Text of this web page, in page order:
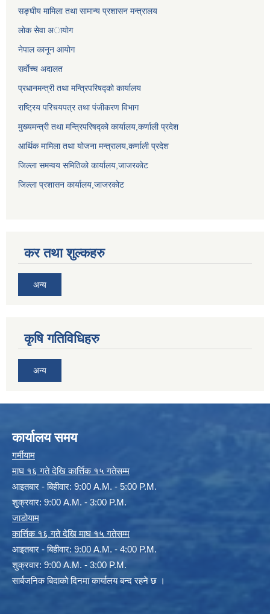
सङ्घीय मामिला तथा सामान्य प्रशासन मन्त्रालय
लाेक सेवा अायाेग
नेपाल कानून आयोग
सर्वाेच्च अदालत
प्रधानमन्त्री तथा मन्त्रिपरिषद्को कार्यालय
राष्ट्रिय परिचयपत्र तथा पंजीकरण विभाग
मुख्यमन्त्री तथा मन्त्रिपरिषद्को कार्यालय,कर्णाली प्रदेश
आर्थिक मामिला तथा योजना मन्त्रालय,कर्णाली प्रदेश
जिल्ला समन्वय समितिको कार्यालय,जाजरकाेट
जिल्ला प्रशासन कार्यालय,जाजरकोट
कर तथा शुल्कहरु
अन्य
कृषि गतिविधिहरु
अन्य
कार्यालय समय
गर्मीयाम
माघ १६ गते देखि कार्त्तिक १५ गतेसम्म
आइतबार - बिहीवार: 9:00 A.M. - 5:00 P.M.
शुक्रवार: 9:00 A.M. - 3:00 P.M.
जाडोयाम
कार्त्तिक १६ गते देखि माघ १५ गतेसम्म
आइतबार - बिहीवार: 9:00 A.M. - 4:00 P.M.
शुक्रवार: 9:00 A.M. - 3:00 P.M.
सार्बजनिक बिदाको दिनमा कार्यालय बन्द रहने छ ।